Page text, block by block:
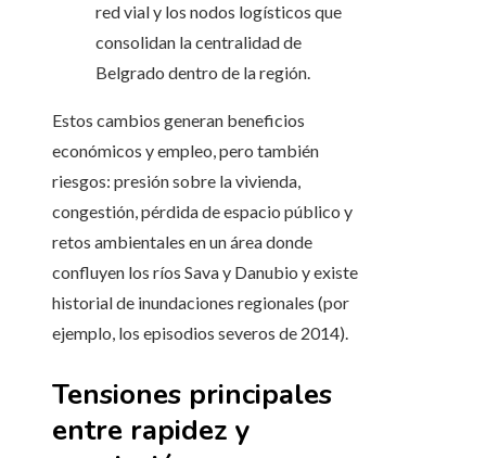
red vial y los nodos logísticos que
consolidan la centralidad de
Belgrado dentro de la región.
Estos cambios generan beneficios
económicos y empleo, pero también
riesgos: presión sobre la vivienda,
congestión, pérdida de espacio público y
retos ambientales en un área donde
confluyen los ríos Sava y Danubio y existe
historial de inundaciones regionales (por
ejemplo, los episodios severos de 2014).
Tensiones principales
entre rapidez y